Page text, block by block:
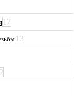
17
13
2